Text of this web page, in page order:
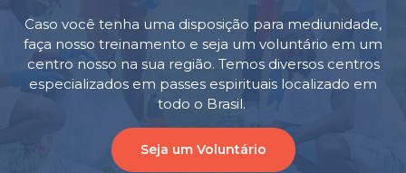
Caso você tenha uma disposição para mediunidade,
faça nosso treinamento e seja um voluntário em um
centro nosso na sua região. Temos diversos centros
especializados em passes espirituais localizado em
todo o Brasil.
Seja um Voluntário